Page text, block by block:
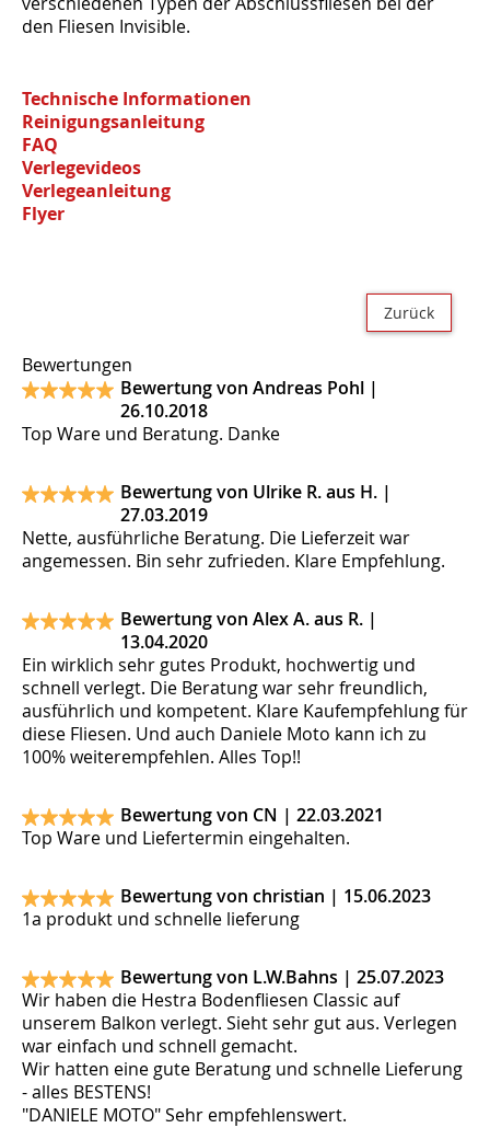
den Fliesen Invisible.
Technische Informationen
Reinigungsanleitung
FAQ
Verlegevideos
Verlegeanleitung
Flyer
Zurück
Bewertungen
Bewertung von Andreas Pohl |
26.10.2018
Top Ware und Beratung. Danke
Bewertung von Ulrike R. aus H. |
27.03.2019
Nette, ausführliche Beratung. Die Lieferzeit war
angemessen. Bin sehr zufrieden. Klare Empfehlung.
Bewertung von Alex A. aus R. |
13.04.2020
Ein wirklich sehr gutes Produkt, hochwertig und
schnell verlegt. Die Beratung war sehr freundlich,
ausführlich und kompetent. Klare Kaufempfehlung für
diese Fliesen. Und auch Daniele Moto kann ich zu
100% weiterempfehlen. Alles Top!!
Bewertung von CN | 22.03.2021
Top Ware und Liefertermin eingehalten.
Bewertung von christian | 15.06.2023
1a produkt und schnelle lieferung
Bewertung von L.W.Bahns | 25.07.2023
Wir haben die Hestra Bodenfliesen Classic auf
unserem Balkon verlegt. Sieht sehr gut aus. Verlegen
war einfach und schnell gemacht.
Wir hatten eine gute Beratung und schnelle Lieferung
- alles BESTENS!
"DANIELE MOTO" Sehr empfehlenswert.